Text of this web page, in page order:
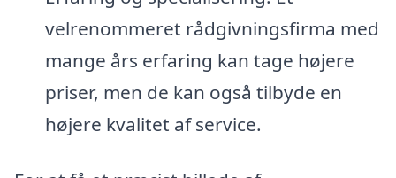
velrenommeret rådgivningsfirma med
mange års erfaring kan tage højere
priser, men de kan også tilbyde en
højere kvalitet af service.